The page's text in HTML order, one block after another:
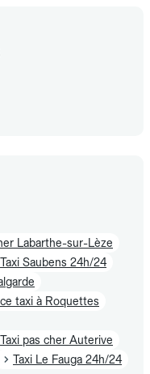
Labarthe-sur-Lèze
Taxi Saubens 24h/24
taxi à Roquettes
Taxi pas cher Auterive
Taxi Le Fauga 24h/24